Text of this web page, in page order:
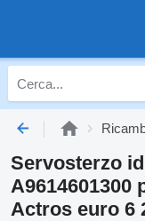
Servosterzo
A9614601300
Actros euro 6